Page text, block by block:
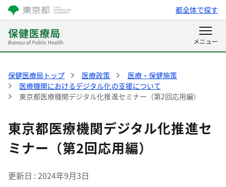
都全体で探す
保健医療局トップ 医療政策
医療・保健施策
医療機関におけるデジタル化の支援について
東京都医療機関デジタル化推進セミナー（第2回応用編）
東京都医療機関デジタル化推進セ
ミナー（第2回応用編）
更新日 2024年9月3日